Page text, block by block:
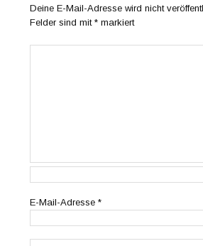
Deine E-Mail-Adresse wird nicht
Felder sind mit* markiert
E-Mail-Adresse*